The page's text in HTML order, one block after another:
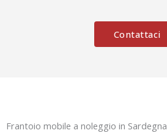
Contattaci
Frantoio mobile a noleggio in Sardegna